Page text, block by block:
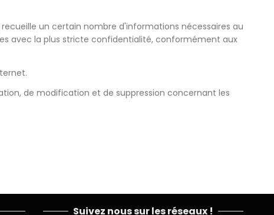
un certain nombre d'informations nécessaires au
avec la plus stricte confidentialité, conformément aux
de modification et de suppression concernant les
Suivez nous sur les réseaux !